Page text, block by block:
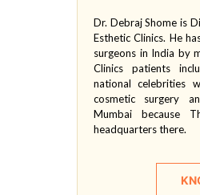
Dr. Debraj Shome is
Esthetic Clinics. He
surgeons in India by
Clinics patients
national celebrities
cosmetic surgery
Mumbai because
headquarters there.